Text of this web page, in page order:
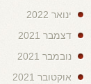
ינואר 2022
דצמבר 2021
נובמבר 2021
אוקטובר 2021